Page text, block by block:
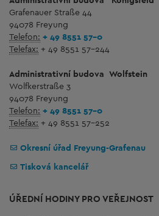
Grafenauer Straße 44
94078 Freyung
Telefon: + 49 8551 57-0
Telefax: + 49 8551 57-244
Administrativní budova Wolfstein
Wolfkerstraße 3
94078 Freyung
Telefon: + 49 8551 57-0
Telefax: + 49 8551 57-252
Okresní úřad Freyung-Grafenau
Tisková kancelář
ÚŘEDNÍ HODINY PRO VEŘEJNOST